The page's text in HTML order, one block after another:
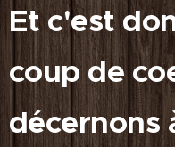
Et c'est
coup de
décernons